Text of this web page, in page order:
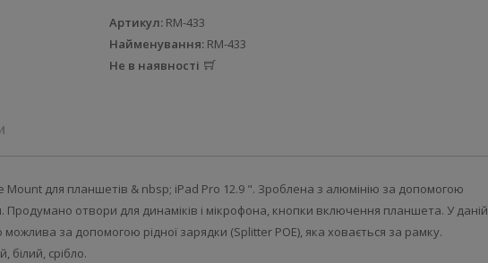
Артикул: RM-433
Найменування: RM-433
Не в наявності
Mount для планшетів & nbsp; iPad Pro 12.9 ". Зроблена з алюмінію за допомогою
Продумано отвори для динаміків і мікрофона, кнопки включення планшета. У даній
за допомогою рідної зарядки (Splitter POE), яка ховається за рамку.
білий, срібло.